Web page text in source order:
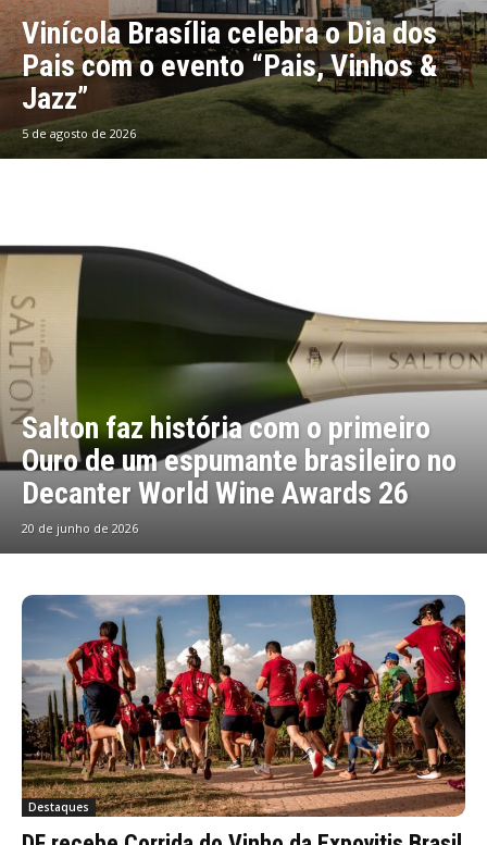
Vinícola Brasília celebra o Dia dos
Pais com o evento “Pais, Vinhos &
Jazz”
5 de agosto de 2026
Salton faz história com o primeiro
Ouro de um espumante brasileiro no
Decanter World Wine Awards 26
20 de junho de 2026
Destaques